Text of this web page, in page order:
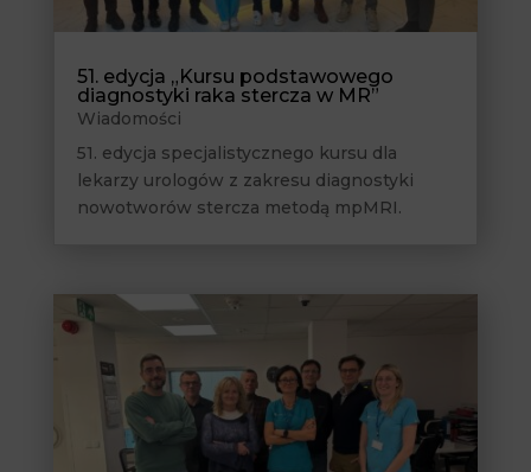
51. edycja „Kursu podstawowego
diagnostyki raka stercza w MR”
Wiadomości
51. edycja specjalistycznego kursu dla
lekarzy urologów z zakresu diagnostyki
nowotworów stercza metodą mpMRI.